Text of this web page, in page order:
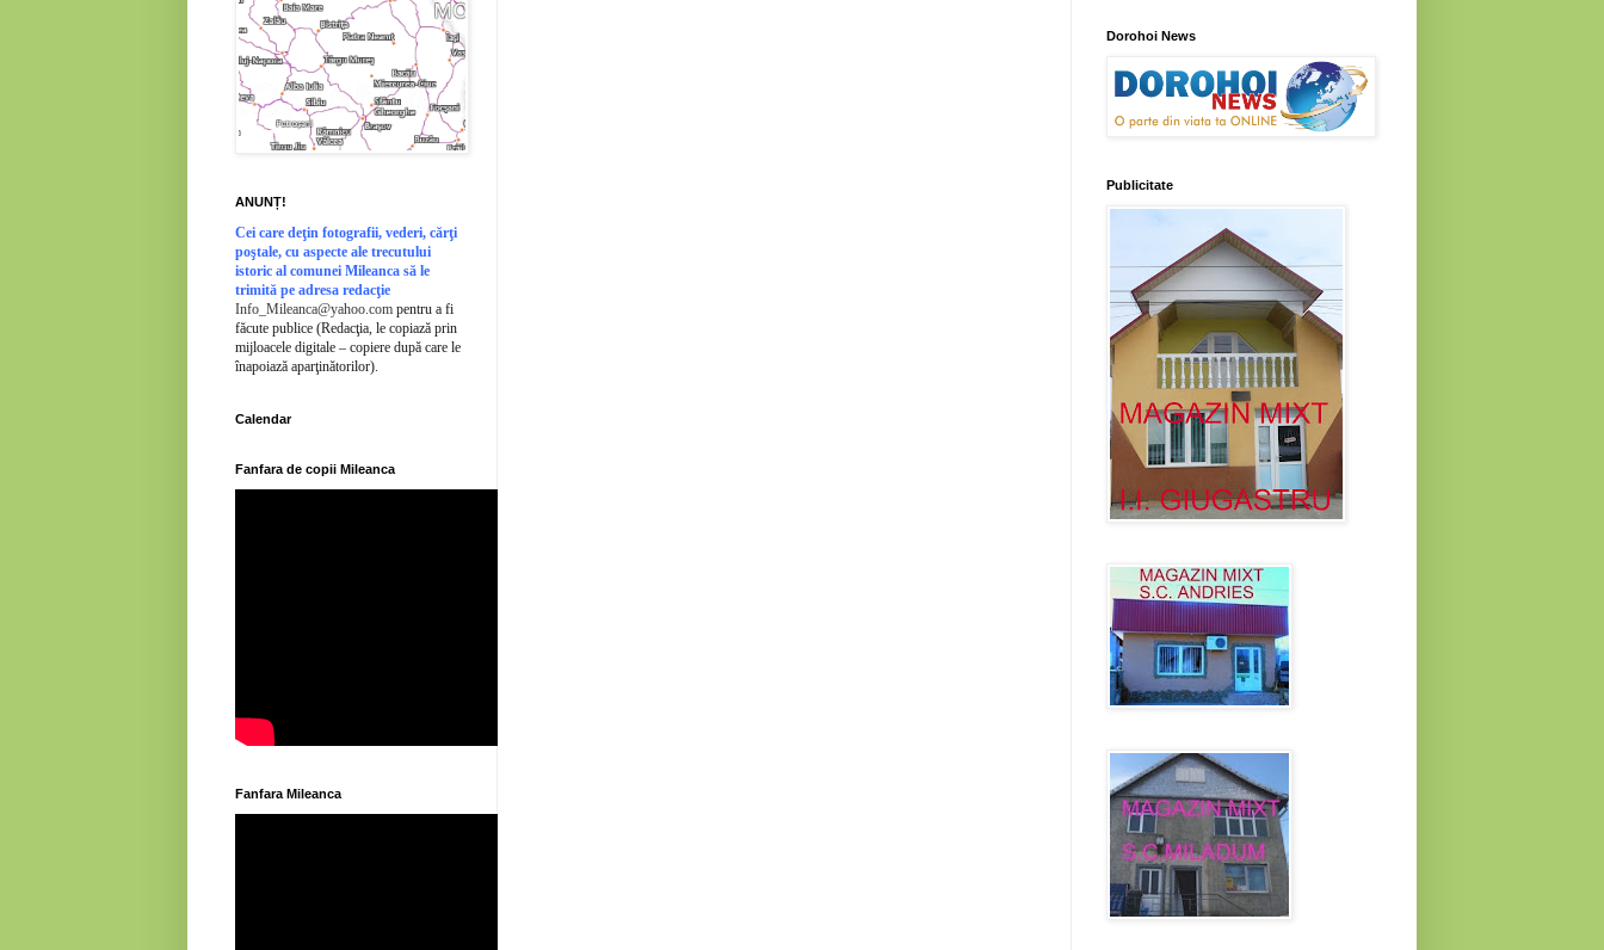
ANUNȚ!
Cei care deţin fotografii, vederi, cărţi
poştale, cu aspecte ale trecutului
istoric al comunei Mileanca să le
trimită pe adresa redacţie
Info_Mileanca@yahoo.com pentru a fi
făcute publice (Redacţia, le copiază prin
mijloacele digitale – copiere după care le
înapoiază aparţinătorilor).
Calendar
Fanfara de copii Mileanca
Fanfara Mileanca
Dorohoi News
Publicitate